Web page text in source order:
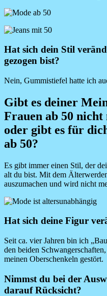
Image
Image
Hat sich dein Stil
gezogen bist?
Nein, Gummistiefel hatte ich
Gibt es deiner
Frauen ab 50
oder gibt es für
ab 50?
Es gibt immer einen Stil, der
alt du bist. Mit dem
auszumachen und wird nicht
Image
Hat sich deine Figur
Seit ca. vier Jahren bin ich
den beiden
meinen Oberschenkeln gestört.
Nimmst du bei der
darauf Rücksicht?